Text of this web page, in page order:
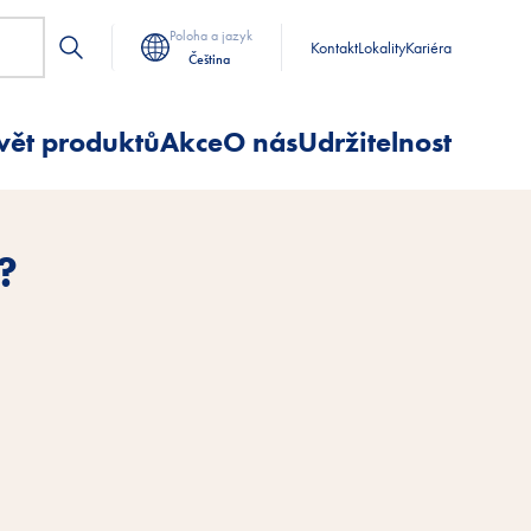
Poloha a jazyk
Čeština
KontaktLokalityKariéra
produktůAkceO násUdržitelnost